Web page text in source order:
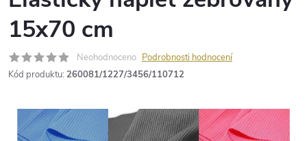
15x70 cm
Neohodnoceno Podrobnosti hodnocení
Kód produktu: 260081/1227/3456/110712